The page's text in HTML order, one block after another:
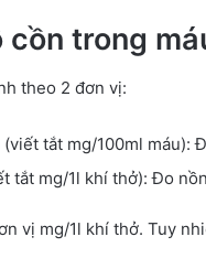
trong
theo 2 đơn vị:
(viết tắt mg/100ml máu):
tắt mg/1l khí thở): Đo
vị mg/1l khí thở. Tuy